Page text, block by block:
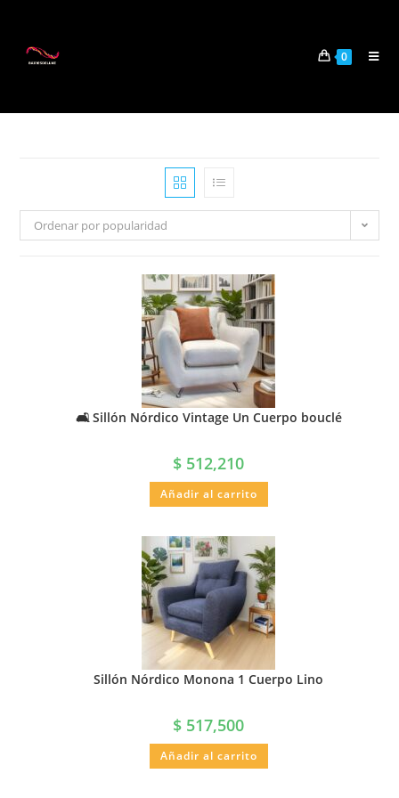
0
Ordenar por popularidad
🛋️ Sillón Nórdico Vintage Un Cuerpo bouclé
$ 512,210
Añadir al carrito
Sillón Nórdico Monona 1 Cuerpo Lino
$ 517,500
Añadir al carrito